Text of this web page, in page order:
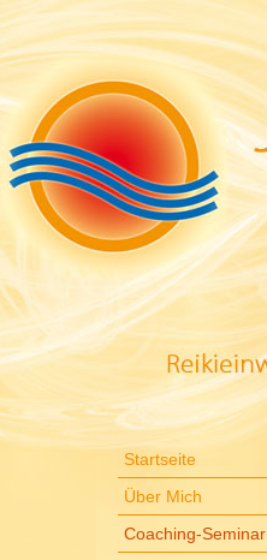
Startseite
Über Mich
Coaching-Seminar